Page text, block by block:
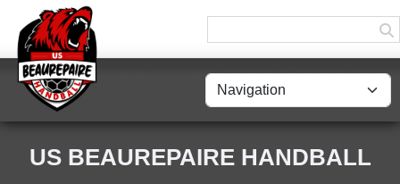
US BEAUREPAIRE HANDBALL
Panneau de gestion des cookies